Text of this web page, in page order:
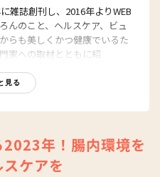
雑誌創刊し、2016年よりWEB
んのこと、ヘルスケア、ビュ
らも美しくかつ健康でいるた
家への取材とともに紹
ヘルシーネタを日々お試し
見る
2023年！腸内環境を
ケアを